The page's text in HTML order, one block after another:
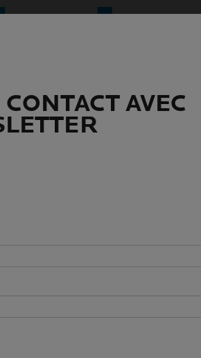
AVEC
AVEC